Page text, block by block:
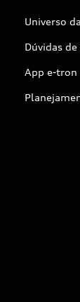
Universo
Dúvidas
App e-tron